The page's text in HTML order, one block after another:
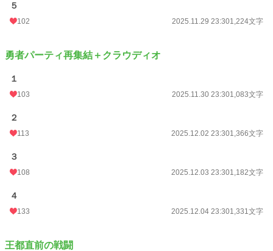
５
102 2025.11.29 23:301,224文字
勇者パーティ再集結＋クラウディオ
１
103 2025.11.30 23:301,083文字
２
113 2025.12.02 23:301,366文字
３
108 2025.12.03 23:301,182文字
４
133 2025.12.04 23:301,331文字
王都直前の戦闘